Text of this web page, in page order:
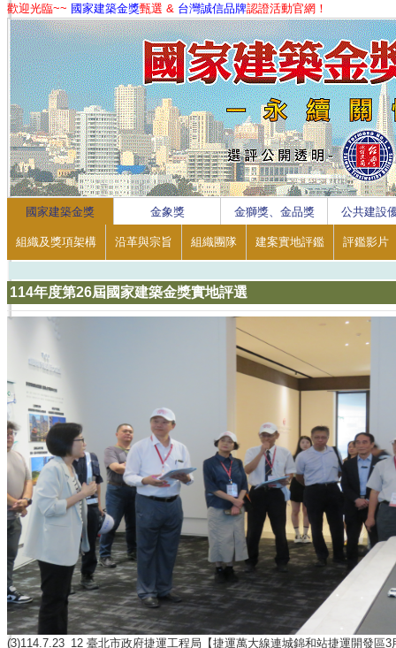
歡迎光臨~~ 國家建築金獎甄選 & 台灣誠信品牌認證活動官網！
1
2
3
4
國家建築金獎 金象獎 金獅獎、金品獎 公共建設
組織及獎項架構 沿革與宗旨 組織團隊 建案實地評鑑 評鑑影片
114年度第26屆國家建築金獎實地評選
(3)114.7.23_12 臺北市政府捷運工程局【捷運萬大線連城錦和站捷運開發區3